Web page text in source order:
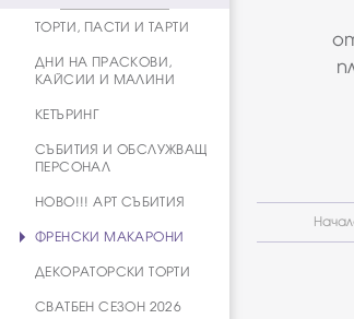
ТОРТИ, ПАСТИ И ТАРТИ
ДНИ НА ПРАСКОВИ,
КАЙСИИ И МАЛИНИ
КЕТЪРИНГ
СЪБИТИЯ И ОБСЛУЖВАЩ
ПЕРСОНАЛ
НОВО!!! АРТ СЪБИТИЯ
ФРЕНСКИ МАКАРОНИ
ДЕКОРАТОРСКИ ТОРТИ
СВАТБЕН СЕЗОН 2026